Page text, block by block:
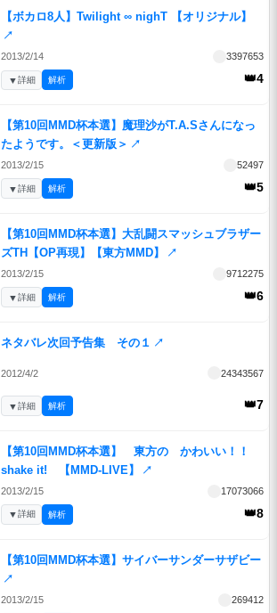
【ボカロ8人】Twilight ∞ nighT 【オリジナル】
↗
2013/2/14 3397653
👑4
▼詳細 解析
【第10回MMD杯本選】魔理沙がT.A.Sさんになっ
たようです。＜更新版＞ ↗
2013/2/15 52497
👑5
▼詳細 解析
【第10回MMD杯本選】大乱闘スマッシュブラザー
ズTH【OP再現】【東方MMD】
↗
2013/2/15 9712275
👑6
▼詳細 解析
ネタバレ次回予告集 その１ ↗
2012/4/2 24343567
👑7
▼詳細 解析
【第10回MMD杯本選】 東方の かわいい！！
shake it! 【MMD-LIVE】
↗
2013/2/15 17073066
👑8
▼詳細 解析
【第10回MMD杯本選】サイバーサンダーサザビー
↗
2013/2/15 269412